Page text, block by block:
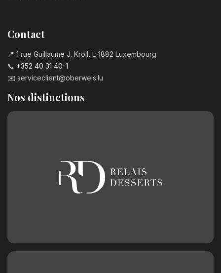
Contact
📍 1 rue Guillaume J. Kroll, L-1882 Luxembourg
📞 +352 40 31 40-1
✉️ serviceclient@oberweis.lu
Nos distinctions